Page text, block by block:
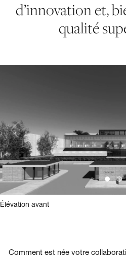
d’innovation et,
qualité
Élévation avant
Comment est née votre